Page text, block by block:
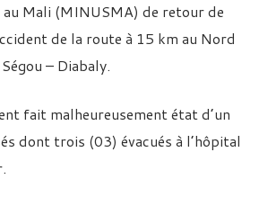
Mali (MINUSMA) de retour de
de la route à 15 km au Nord
– Diabaly.
fait malheureusement état d’un
dont trois (03) évacués à l’hôpital